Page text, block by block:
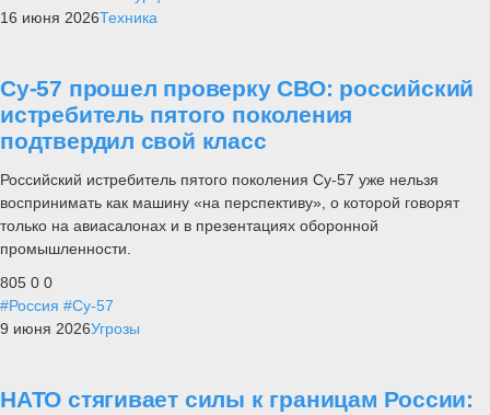
16 июня 2026Техника
Су-57 прошел проверку СВО: российский
истребитель пятого поколения
подтвердил свой класс
Российский истребитель пятого поколения Су-57 уже нельзя
воспринимать как машину «на перспективу», о которой говорят
только на авиасалонах и в презентациях оборонной
промышленности.
805 0 0
#Россия #Су-57
9 июня 2026Угрозы
НАТО стягивает силы к границам России: